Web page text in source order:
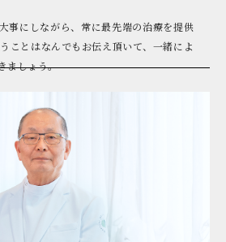
事にしながら、常に最先端の治療を提供
ことはなんでもお伝え頂いて、一緒によ
ましょう。